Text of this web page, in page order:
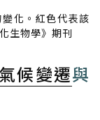
化。紅色代表該
生物學》期刊
氣候變遷與